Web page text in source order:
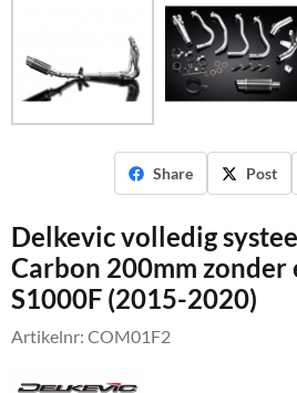
Share Post
Delkevic volledig
Carbon 200mm zonder
S1000F (2015-2020)
Artikelnr: COM01F2